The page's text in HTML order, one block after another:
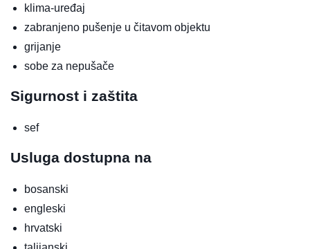
klima-uređaj
zabranjeno pušenje u čitavom objektu
grijanje
sobe za nepušače
Sigurnost i zaštita
sef
Usluga dostupna na
bosanski
engleski
hrvatski